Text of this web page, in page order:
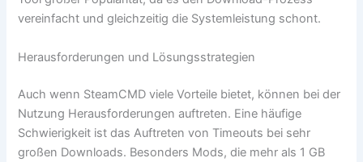
vereinfacht und gleichzeitig die Systemleistung schont.
Herausforderungen und Lösungsstrategien
Auch wenn SteamCMD viele Vorteile bietet, können bei der
Nutzung Herausforderungen auftreten. Eine häufige
Schwierigkeit ist das Auftreten von Timeouts bei sehr
großen Downloads. Besonders Mods, die mehr als 1 GB